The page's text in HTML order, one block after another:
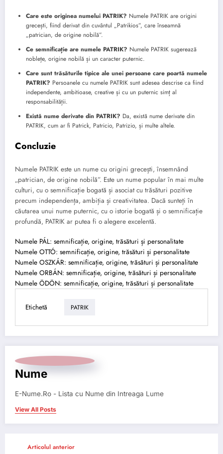
Care este originea numelui PATRIK? Numele PATRIK are origini
grecești, fiind derivat din cuvântul „Patrikios”, care înseamnă
„patrician, de origine nobilă”.
Ce semnificație are numele PATRIK? Numele PATRIK sugerează
noblețe, origine nobilă și un caracter puternic.
Care sunt trăsăturile tipice ale unei persoane care poartă numele
PATRIK? Persoanele cu numele PATRIK sunt adesea descrise ca fiind
independente, ambitioase, creative și cu un puternic simț al
responsabilității.
Există nume derivate din PATRIK? Da, există nume derivate din
PATRIK, cum ar fi Patrick, Patricio, Patrizio, și multe altele.
Concluzie
Numele PATRIK este un nume cu origini grecești, însemnând
„patrician, de origine nobilă”. Este un nume popular în mai multe
culturi, cu o semnificație bogată și asociat cu trăsături pozitive
precum independența, ambiția și creativitatea. Dacă sunteți în
căutarea unui nume puternic, cu o istorie bogată și o semnificație
profundă, PATRIK ar putea fi o alegere excelentă.
Numele PÁL: semnificație, origine, trăsături și personalitate
Numele OTTÓ: semnificație, origine, trăsături și personalitate
Numele OSZKÁR: semnificație, origine, trăsături și personalitate
Numele ORBÁN: semnificație, origine, trăsături și personalitate
Numele ÖDÖN: semnificație, origine, trăsături și personalitate
Etichetă PATRIK
Nume
E-Nume.Ro - Lista cu Nume din Intreaga Lume
View All Posts
Articolul anterior